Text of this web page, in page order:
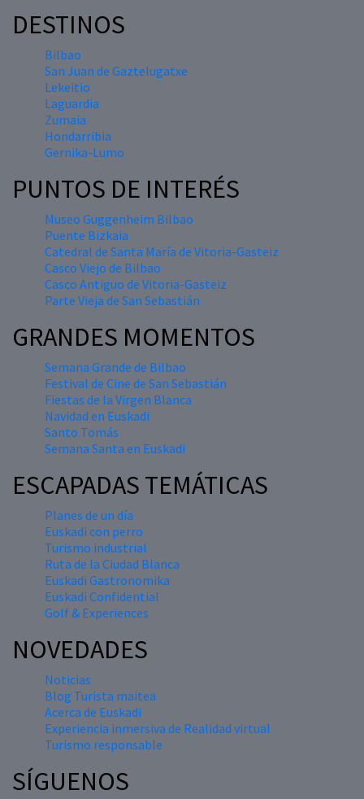
DESTINOS
Bilbao
San Juan de Gaztelugatxe
Lekeitio
Laguardia
Zumaia
Hondarribia
Gernika-Lumo
PUNTOS DE INTERÉS
Museo Guggenheim Bilbao
Puente Bizkaia
Catedral de Santa María de Vitoria-Gasteiz
Casco Viejo de Bilbao
Casco Antiguo de Vitoria-Gasteiz
Parte Vieja de San Sebastián
GRANDES MOMENTOS
Semana Grande de Bilbao
Festival de Cine de San Sebastián
Fiestas de la Virgen Blanca
Navidad en Euskadi
Santo Tomás
Semana Santa en Euskadi
ESCAPADAS TEMÁTICAS
Planes de un día
Euskadi con perro
Turismo industrial
Ruta de la Ciudad Blanca
Euskadi Gastronomika
Euskadi Confidential
Golf & Experiences
NOVEDADES
Noticias
Blog Turista maitea
Acerca de Euskadi
Experiencia inmersiva de Realidad virtual
Turismo responsable
SÍGUENOS